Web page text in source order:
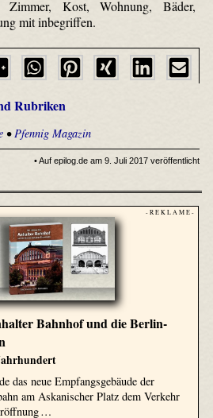
Kost, Wohnung, Bäder,
mit inbegriffen.
Rubriken
•Pfennig Magazin
• Auf epilog.de am 9. Juli 2017 veröffentlicht
- R E K L A M E -
Bahnhof und die Berlin-
das neue Empfangsgebäude der
am Askanischer Platz dem Verkehr
…